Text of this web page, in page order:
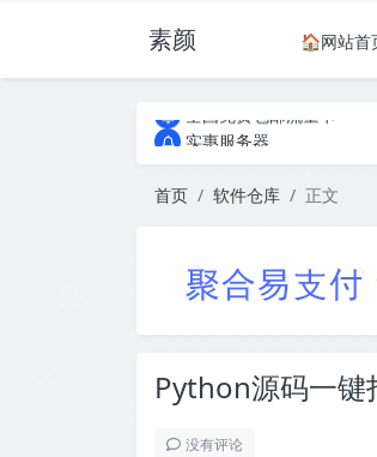
素颜 🏠网站首
全国免费包邮流量卡
实惠服务器
实惠服务器
首页 软件仓库 正文
Python源码一键
没有评论